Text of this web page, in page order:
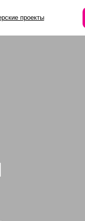
Задать вопрос